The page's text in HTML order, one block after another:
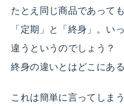
たとえ同じ商品であって
「定期」と「終身」。い
違うというのでしょう？
終身の違いとはどこにあ
これは簡単に言ってしま